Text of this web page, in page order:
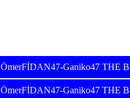
ÖmerFİDAN47-Ganiko47 THE
ÖmerFİDAN47-Ganiko47 THE